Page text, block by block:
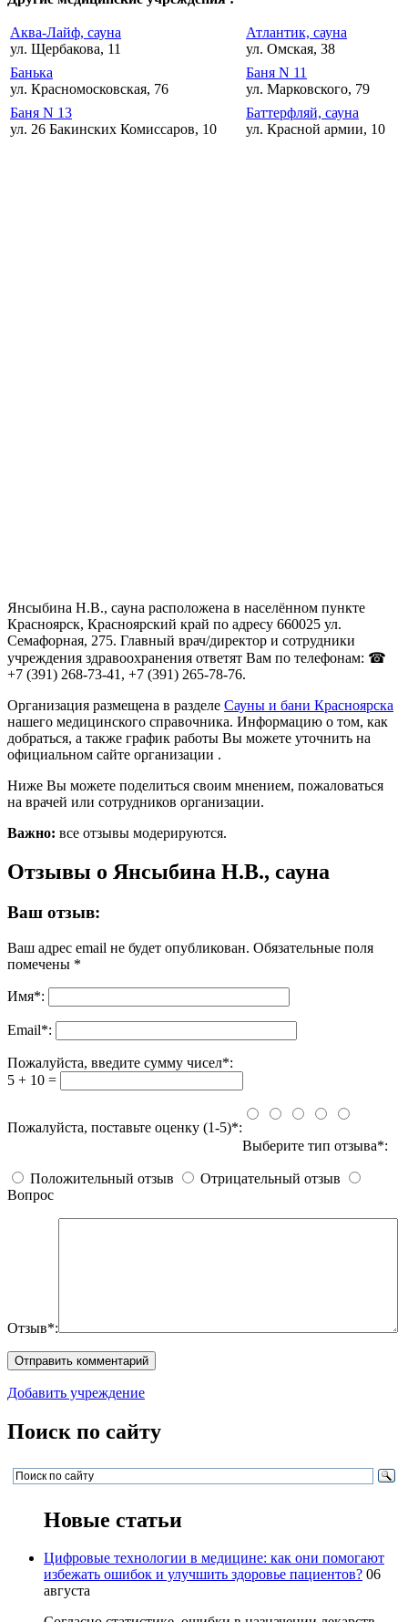
Аква-Лайф, сауна
ул. Щербакова, 11
Атлантик, сауна
ул. Омская, 38
Банька
ул. Красномосковская, 76
Баня N 11
ул. Марковского, 79
Баня N 13
ул. 26 Бакинских Комиссаров, 10
Баттерфляй, сауна
ул. Красной армии, 10
Янсыбина Н.В., сауна расположена в населённом пункте
Красноярск, Красноярский край по адресу 660025 ул.
Семафорная, 275. Главный врач/директор и сотрудники
учреждения здравоохранения ответят Вам по телефонам: ☎
+7 (391) 268-73-41, +7 (391) 265-78-76.
Организация размещена в разделе Сауны и бани Красноярска
нашего медицинского справочника. Информацию о том, как
добраться, а также график работы Вы можете уточнить на
официальном сайте организации .
Ниже Вы можете поделиться своим мнением, пожаловаться
на врачей или сотрудников организации.
Важно: все отзывы модерируются.
Отзывы о Янсыбина Н.В., сауна
Ваш отзыв:
Ваш адрес email не будет опубликован. Обязательные поля
помечены *
Имя*:
Email*:
Пожалуйста, введите сумму чисел*:
5 + 10 =
Пожалуйста, поставьте оценку (1-5)*:
Выберите тип отзыва*:
Положительный отзыв
Отрицательный отзыв
Вопрос
Отзыв*:
Добавить учреждение
Поиск по сайту
Новые статьи
Цифровые технологии в медицине: как они помогают
избежать ошибок и улучшить здоровье пациентов? 06
августа